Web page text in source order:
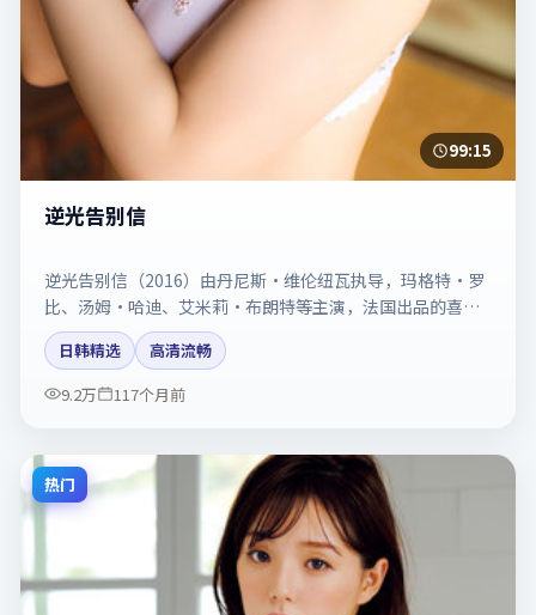
99:15
逆光告别信
逆光告别信（2016）由丹尼斯·维伦纽瓦执导，玛格特·罗
比、汤姆·哈迪、艾米莉·布朗特等主演，法国出品的喜剧
类型影片。动作场面与情感戏比例拿捏得当。剧情简介与主
创信息可供检索参考，上映日期以片方资料为准。
日韩精选
高清流畅
9.2万
117个月前
热门